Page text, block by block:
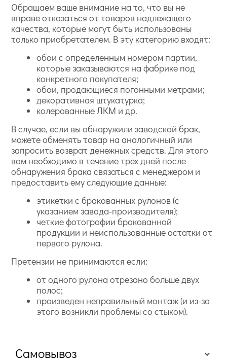
Обращаем ваше внимание на то, что вы не
вправе отказаться от товаров надлежащего
качества, которые могут быть использованы
только приобретателем. В эту категорию входят:
обои с определенным номером партии,
которые заказываются на фабрике под
конкретного покупателя;
обои, продающиеся погонными метрами;
декоративная штукатурка;
колерованные ЛКМ и др.
В случае, если вы обнаружили заводской брак,
можете обменять товар на аналогичный или
запросить возврат денежных средств. Для этого
вам необходимо в течение трех дней после
обнаружения брака связаться с менеджером и
предоставить ему следующие данные:
этикетки с бракованных рулонов (с
указанием завода-производителя);
четкие фотографии бракованной
продукции и неиспользованные остатки от
первого рулона.
Претензии не принимаются если:
от одного рулона отрезано больше двух
полос;
произведен неправильный монтаж (и из-за
этого возникли проблемы со стыком).
Самовывоз